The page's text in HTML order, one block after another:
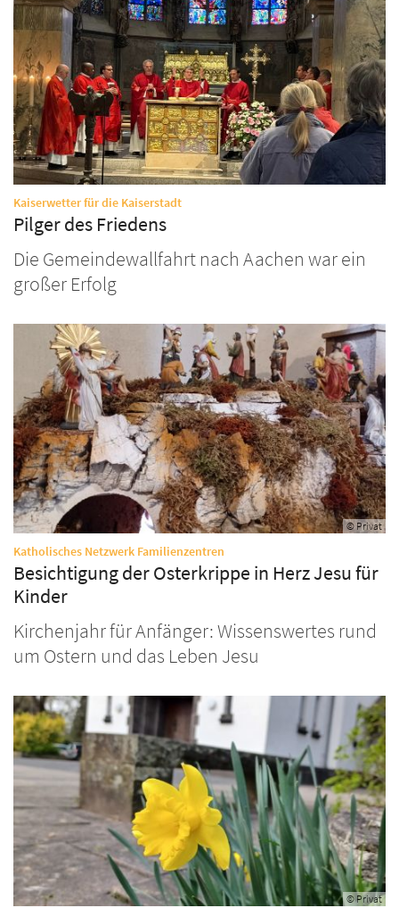
Kaiserwetter für die Kaiserstadt:
Pilger des Friedens
Die Gemeindewallfahrt nach Aachen war ein
großer Erfolg
© Privat
Katholisches Netzwerk Familienzentren
Besichtigung der Osterkrippe in Herz Jesu für
Kinder
Kirchenjahr für Anfänger: Wissenswertes rund
um Ostern und das Leben Jesu
© Privat